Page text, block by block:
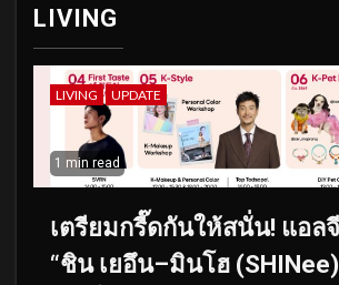
LIVING
LIVING UPDATE
1 min read
เตรียมกรี๊ดกันให้สนั่น! แอล
“ชิน เยอึน–มินโฮ